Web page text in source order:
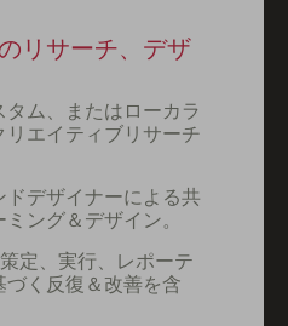
リサーチ、デザ
ム、またはローカラ
リエイティブリサーチ
デザイナーによる共
ング＆デザイン。
定、実行、レポーテ
づく反復＆改善を含